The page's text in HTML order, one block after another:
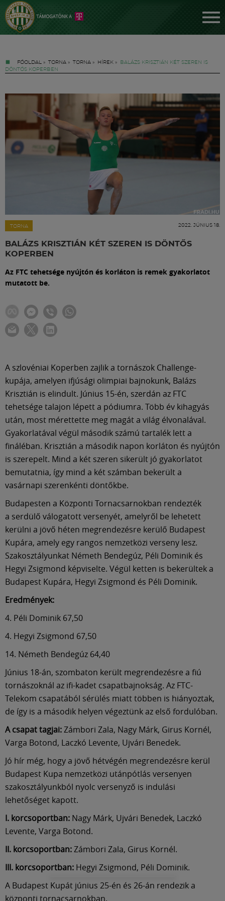
FŐOLDAL » TORNA » TORNA » HÍREK »
BALÁZS KRISZTIÁN KÉT SZEREN IS
DÖNTŐS KOPERBEN
TORNA 2022. JÚNIUS 18.
BALÁZS KRISZTIÁN KÉT SZEREN IS DÖNTŐS
KOPERBEN
Az FTC tehetsége nyújtón és korláton is remek gyakorlatot
mutatott be.
A szlovéniai Koperben zajlik a tornászok Challenge-
kupája, amelyen ifjúsági olimpiai bajnokunk, Balázs
Krisztián is elindult. Június 15-én, szerdán az FTC
tehetsége talajon lépett a pódiumra. Több év kihagyás
után, most mérettette meg magát a világ élvonalával.
Gyakorlatával végül második számú tartalék lett a
fináléban. Krisztián a második napon korláton és nyújtón
is szerepelt. Mind a két szeren sikerült jó gyakorlatot
bemutatnia, így mind a két számban bekerült a
vasárnapi szerenkénti döntőkbe.
Budapesten a Központi Tornacsarnokban rendezték
a serdülő válogatott versenyét, amelyről be lehetett
kerülni a jövő héten megrendezésre kerülő Budapest
Kupára, amely egy rangos nemzetközi verseny lesz.
Szakosztályunkat Németh Bendegúz, Péli Dominik és
Hegyi Zsigmond képviselte. Végül ketten is bekerültek a
Budapest Kupára, Hegyi Zsigmond és Péli Dominik.
Eredmények:
4. Péli Dominik 67,50
4. Hegyi Zsigmond 67,50
14. Németh Bendegúz 64,40
Június 18-án, szombaton került megrendezésre a fiú
tornászoknál az ifi-kadet csapatbajnokság. Az FTC-
Telekom csapatából sérülés miatt többen is hiányoztak,
de így is a második helyen végeztünk az első fordulóban.
A csapat tagjai:Zámbori Zala, Nagy Márk, Girus Kornél,
Varga Botond, Laczkó Levente, Ujvári Benedek.
Jó hír még, hogy a jövő hétvégén megrendezésre kerül
Budapest Kupa nemzetközi utánpótlás versenyen
szakosztályunkból nyolc versenyző is indulási
lehetőséget kapott.
I. korcsoportban: Nagy Márk, Ujvári Benedek, Laczkó
Levente, Varga Botond.
II. korcsoportban:Zámbori Zala, Girus Kornél.
III. korcsoportban: Hegyi Zsigmond, Péli Dominik.
A Budapest Kupát június 25-én és 26-án rendezik a
központi tornacsarnokban.
Jegyek
Labdarúgás
Klub
Shop
Közösség
Múzeum
English